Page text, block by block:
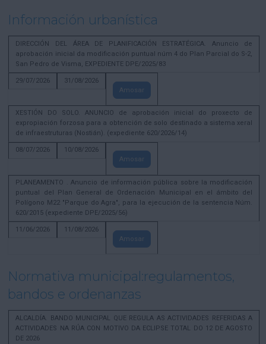
Información urbanística
DIRECCIÓN DEL ÁREA DE PLANIFICACIÓN ESTRATÉGICA. Anuncio de
aprobación inicial da modificación puntual núm 4 do Plan Parcial do S-2,
San Pedro de Visma, EXPEDIENTE DPE/2025/83
29/07/2026
31/08/2026
Amosar
XESTIÓN DO SOLO. ANUNCIO de aprobación inicial do proxecto de
expropiación forzosa para a obtención de solo destinado a sistema xeral
de infraestruturas (Nostián). (expediente 620/2026/14)
08/07/2026
10/08/2026
Amosar
PLANEAMENTO . Anuncio de información pública sobre la modificación
puntual del Plan General de Ordenación Municipal en el ámbito del
Polígono M22 "Parque do Agra", para la ejecución de la sentencia Núm.
620/2015 (expediente DPE/2025/56)
11/06/2026
11/08/2026
Amosar
Normativa municipal:regulamentos,
bandos e ordenanzas
ALCALDÍA. BANDO MUNICIPAL QUE REGULA AS ACTIVIDADES REFERIDAS A
ACTIVIDADES NA RÚA CON MOTIVO DA ECLIPSE TOTAL DO 12 DE AGOSTO
DE 2026